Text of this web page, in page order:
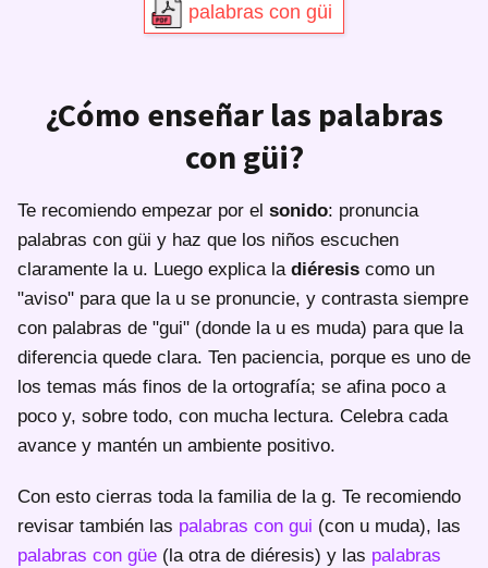
palabras con güi
¿Cómo enseñar las palabras
con güi?
Te recomiendo empezar por el sonido: pronuncia
palabras con güi y haz que los niños escuchen
claramente la u. Luego explica la diéresis como un
"aviso" para que la u se pronuncie, y contrasta siempre
con palabras de "gui" (donde la u es muda) para que la
diferencia quede clara. Ten paciencia, porque es uno de
los temas más finos de la ortografía; se afina poco a
poco y, sobre todo, con mucha lectura. Celebra cada
avance y mantén un ambiente positivo.
Con esto cierras toda la familia de la g. Te recomiendo
revisar también las palabras con gui (con u muda), las
palabras con güe (la otra de diéresis) y las palabras